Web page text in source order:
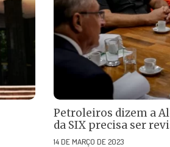
Petroleiros dizem a
da SIX precisa ser
14 DE MARÇO DE 2023